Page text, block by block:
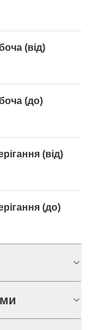
(від)
(до)
(від)
(до)